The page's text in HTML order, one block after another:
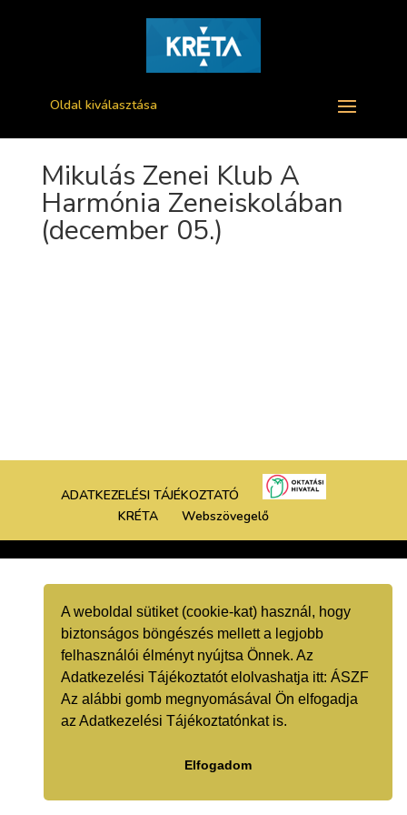
A weboldal sütiket (cookie-kat) használ, hogy
biztonságos böngészés mellett a legjobb
felhasználói élményt nyújtsa Önnek. Az
Adatkezelési Tájékoztatót elolvashatja itt:ÁSZF
Az alábbi gomb megnyomásával Ön elfogadja
az Adatkezelési Tájékoztatónkat is.
Elfogadom
Oldal kiválasztása
Mikulás Zenei Klub A
Harmónia Zeneiskolában
(december 05.)
ADATKEZELÉSI TÁJÉKOZTATÓ
KRÉTA
Webszövegelő